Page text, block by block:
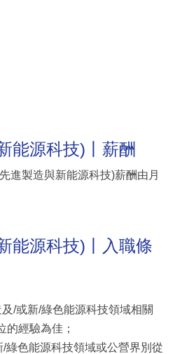
能源科技)丨薪酬
進製造與新能源科技)薪酬由月
能源科技)丨入職條
/或新/綠色能源科技領域相關
的經驗為佳；
綠色能源科技領域或公營界別從